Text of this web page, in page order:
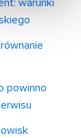
warunki
powinno